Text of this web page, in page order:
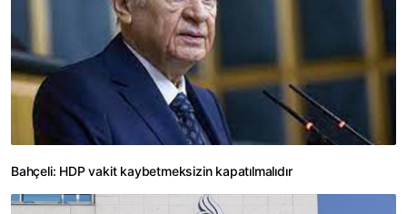
Bahçeli: HDP vakit kaybetmeksizin kapatılmalıdır